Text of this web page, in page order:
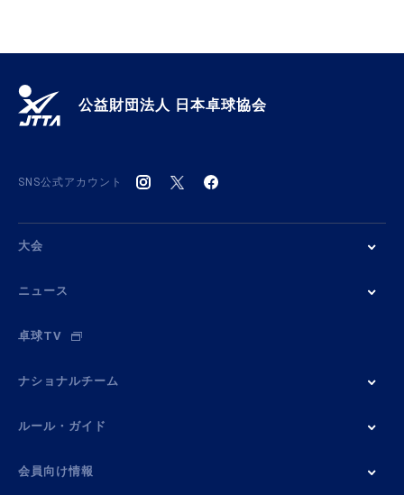
公益財団法人 日本卓球協会
SNS公式アカウント
大会
ニュース
卓球TV
ナショナルチーム
ルール・ガイド
会員向け情報